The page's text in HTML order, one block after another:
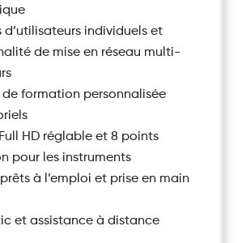
individuels et
de mise en réseau multi-
formation personnalisée
HD réglable et 8 points
pour les instruments
à l’emploi et prise en main
et assistance à distance